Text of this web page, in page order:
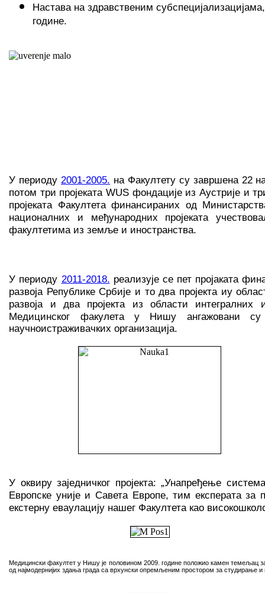
Настава на здравственим
године.
У периоду 2001-2005. на Факултету су завршена 22
потом три пројеката WUS фондације из Аустрије и
пројеката Факултета финансираних од
националних и међународних пројеката
факултетима из земље и иностранства.
У периоду 2011-2018. реализује се пет пројаката
развоја Републике Србије и то два пројекта иу
развоја и два пројекта из области
Медицинског факулета у Нишу ангажовани су
научноистраживачких организација.
У оквиру заједничког пројекта: „Унапређење
Европске уније и Савета Европе, тим експерата за
екстерну еваулацију нашег Факултета као
Медицински факултет у Нишу је половином 2009. године положио камен темељац
од најмодернијих здања града са врхунски опремљеним простором за